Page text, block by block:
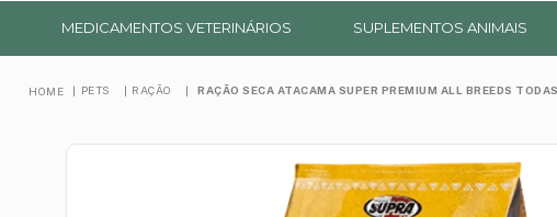
MEDICAMENTOS VETERINÁRIOS SUPLEMENTOS ANIMAIS
PETS RAÇÃO RAÇÃO SECA ATACAMA SUPER PREMIUM ALL BREEDS